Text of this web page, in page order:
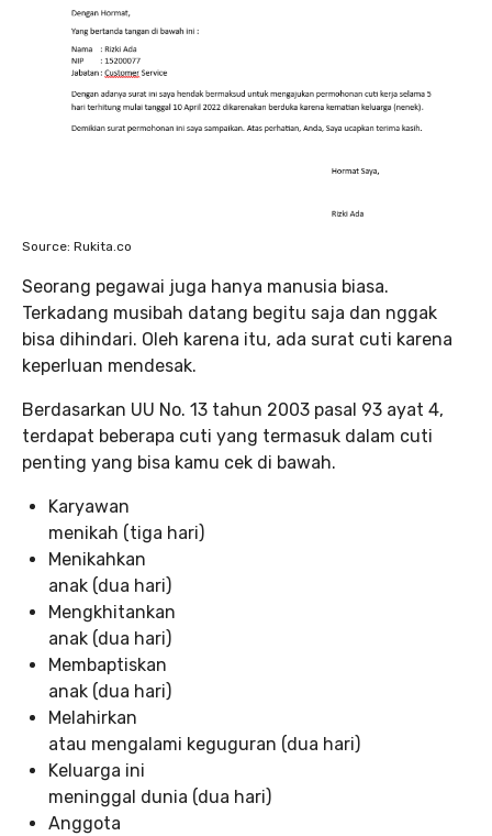
Source: Rukita.co
Seorang pegawai juga hanya manusia biasa.
Terkadang musibah datang begitu saja dan nggak
bisa dihindari. Oleh karena itu, ada surat cuti karena
keperluan mendesak.
Berdasarkan UU No. 13 tahun 2003 pasal 93 ayat 4,
terdapat beberapa cuti yang termasuk dalam cuti
penting yang bisa kamu cek di bawah.
Karyawan
menikah (tiga hari)
Menikahkan
anak (dua hari)
Mengkhitankan
anak (dua hari)
Membaptiskan
anak (dua hari)
Melahirkan
atau mengalami keguguran (dua hari)
Keluarga ini
meninggal dunia (dua hari)
Anggota